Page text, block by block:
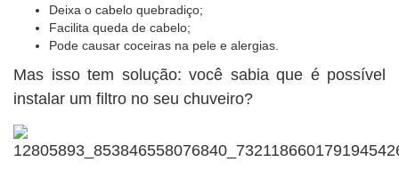
Deixa o cabelo quebradiço;
Facilita queda de cabelo;
Pode causar coceiras na pele e alergias.
Mas isso tem solução: você sabia que é possível
instalar um filtro no seu chuveiro?